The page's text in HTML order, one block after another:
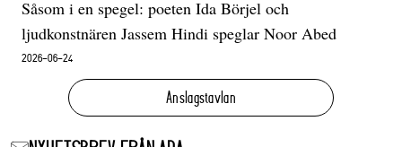
Såsom i en spegel: poeten Ida Börjel och
ljudkonstnären Jassem Hindi speglar Noor Abed
2026-06-24
Anslagstavlan